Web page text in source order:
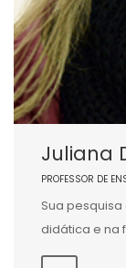
Juliana
PROFESSOR DE
Sua
didática e na